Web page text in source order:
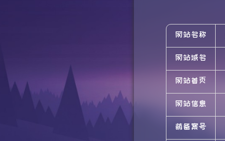
网站名称
网站域名
网站首页
网站信息
萌备案号